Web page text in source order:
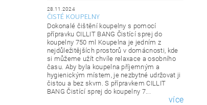
28.11.2024
ČISTÉ KOUPELNY
Dokonalé čištění koupelny s pomocí
přípravku CILLIT BANG Čistící sprej do
koupelny 750 ml Koupelna je jedním z
nejdůležitějších prostorů v domácnosti, kde
si můžeme užít chvíle relaxace a osobního
času. Aby byla koupelna příjemným a
hygienickým místem, je nezbytné udržovat ji
čistou a bez skvrn. S přípravkem CILLIT
BANG Čistící sprej do koupelny 7...
více